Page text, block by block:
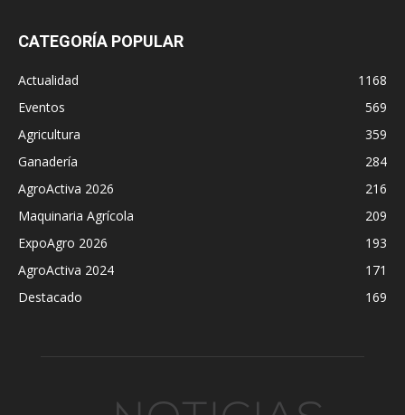
CATEGORÍA POPULAR
Actualidad
1168
Eventos
569
Agricultura
359
Ganadería
284
AgroActiva 2026
216
Maquinaria Agrícola
209
ExpoAgro 2026
193
AgroActiva 2024
171
Destacado
169